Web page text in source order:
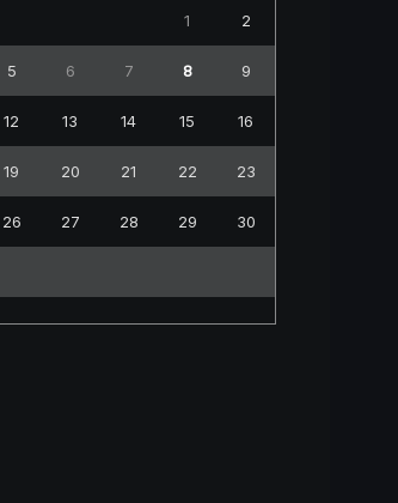
1 2
5 6 7 8 9
12 13 14 15 16
19 20 21 22 23
26 27 28 29 30